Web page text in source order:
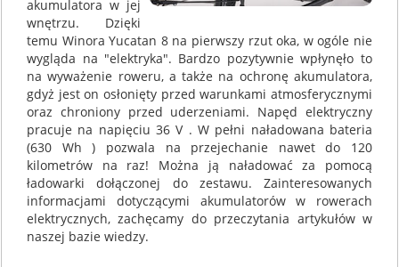
akumulatora w jej
wnętrzu. Dzięki
temu Winora Yucatan 8 na pierwszy rzut oka, w ogóle nie
wygląda na "elektryka". Bardzo pozytywnie wpłynęło to
na wyważenie roweru, a także na ochronę akumulatora,
gdyż jest on osłonięty przed warunkami atmosferycznymi
oraz chroniony przed uderzeniami. Napęd elektryczny
pracuje na napięciu 36 V . W pełni naładowana bateria
(630 Wh ) pozwala na przejechanie nawet do 120
kilometrów na raz! Można ją naładować za pomocą
ładowarki dołączonej do zestawu. Zainteresowanych
informacjami dotyczącymi akumulatorów w rowerach
elektrycznych, zachęcamy do przeczytania artykułów w
naszej bazie wiedzy.